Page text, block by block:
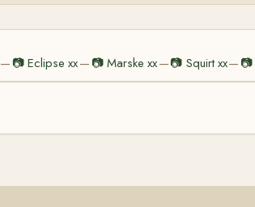
— 📷 Eclipse xx— 📷Marske xx—📷 Squirt xx— 📷